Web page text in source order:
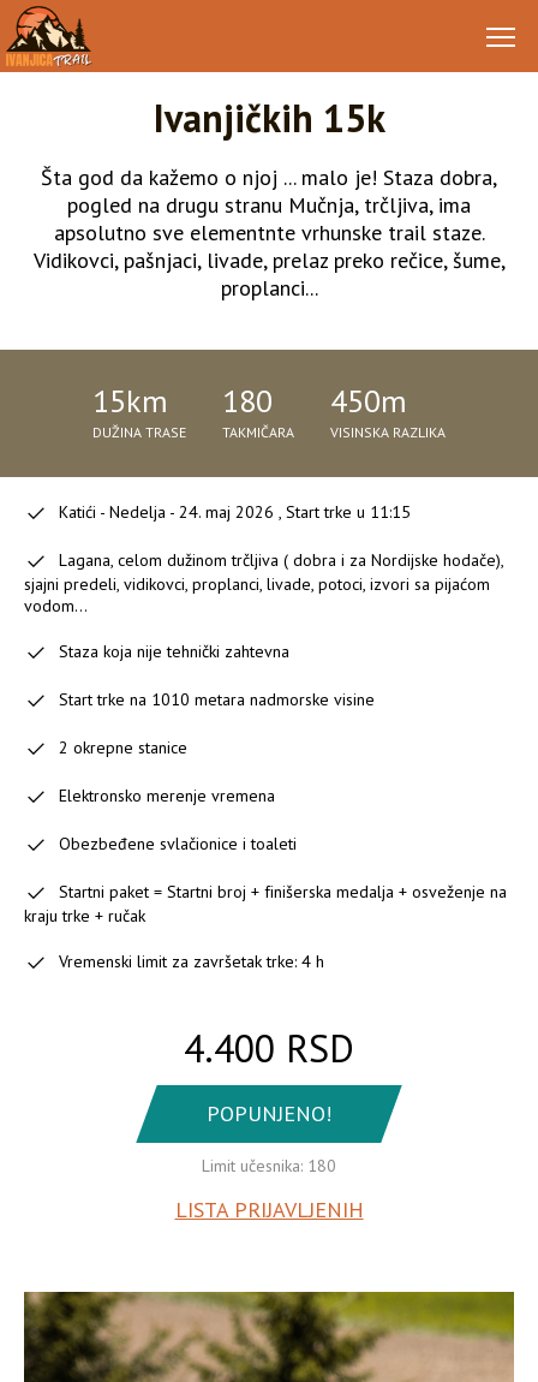
Ivanjičkih 15k
Šta god da kažemo o njoj ... malo je! Staza dobra,
pogled na drugu stranu Mučnja, trčljiva, ima
apsolutno sve elementnte vrhunske trail staze.
Vidikovci, pašnjaci, livade, prelaz preko rečice, šume,
proplanci...
15km
DUŽINA TRASE
180
TAKMIČARA
450m
VISINSKA RAZLIKA
Katići - Nedelja - 24. maj 2026 , Start trke u 11:15
Lagana, celom dužinom trčljiva ( dobra i za Nordijske hodače),
sjajni predeli, vidikovci, proplanci, livade, potoci, izvori sa pijaćom
vodom...
Staza koja nije tehnički zahtevna
Start trke na 1010 metara nadmorske visine
2 okrepne stanice
Elektronsko merenje vremena
Obezbeđene svlačionice i toaleti
Startni paket = Startni broj + finišerska medalja + osveženje na
kraju trke + ručak
Vremenski limit za završetak trke: 4 h
4.400 RSD
POPUNJENO!
Limit učesnika: 180
LISTA PRIJAVLJENIH